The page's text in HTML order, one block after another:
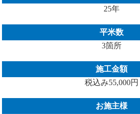
25年
平米数
3箇所
施工金額
税込み55,000円
お施主様